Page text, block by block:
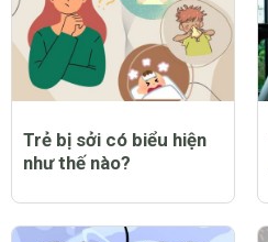
chống nắng mưa tốt
nhất hiện nay